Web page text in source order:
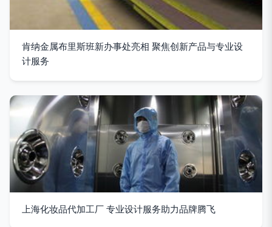
肯纳金属布里斯班新办事处亮相 聚焦创新产品与专业设
计服务
上海化妆品代加工厂 专业设计服务助力品牌腾飞